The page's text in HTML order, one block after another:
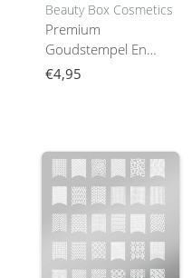
Beauty Box Cosmetics
Premium
Goudstempel En
Plaatlak 7Ml Nr. 96
€4,95